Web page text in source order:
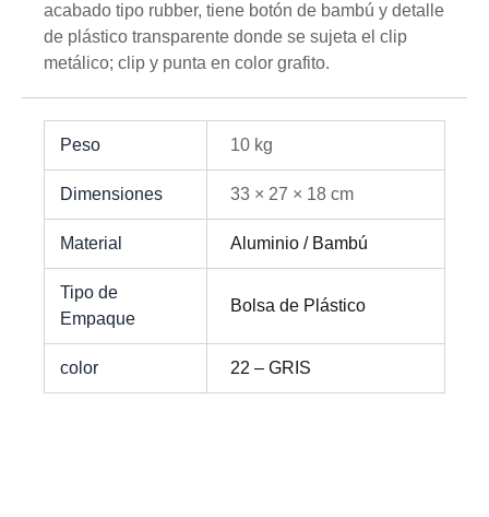
acabado tipo rubber, tiene botón de bambú y detalle
de plástico transparente donde se sujeta el clip
metálico; clip y punta en color grafito.
Peso 10 kg
Dimensiones 33 × 27 × 18 cm
Material Aluminio / Bambú
Tipo de
Empaque
Bolsa de Plástico
color 22 – GRIS